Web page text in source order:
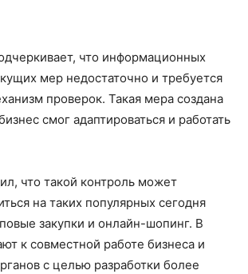
что информационных
мер недостаточно и требуется
проверок. Такая мера создана
смог адаптироваться и работать
что такой контроль может
на таких популярных сегодня
закупки и онлайн-шопинг. В
к совместной работе бизнеса и
с целью разработки более